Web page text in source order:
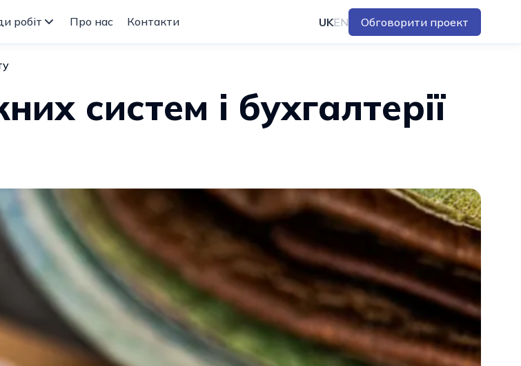
робіт Про нас Контакти UKEN Обговорити проект
систем і бухгалтерії